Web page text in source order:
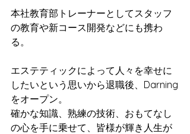
本社教育部トレーナーとしてスタッフ
の教育や新コース開発などにも携わ
る。
エステティックによって人々を幸せに
したいという思いから退職後、Darning
をオープン。
確かな知識、熟練の技術、おもてなし
の心を手に乗せて、皆様が輝き人生が